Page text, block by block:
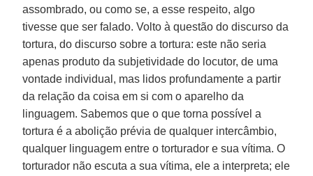
assombrado, ou como se, a esse respeito, algo
tivesse que ser falado. Volto à questão do discurso da
tortura, do discurso sobre a tortura: este não seria
apenas produto da subjetividade do locutor, de uma
vontade individual, mas lidos profundamente a partir
da relação da coisa em si com o aparelho da
linguagem. Sabemos que o que torna possível a
tortura é a abolição prévia de qualquer intercâmbio,
qualquer linguagem entre o torturador e sua vítima. O
torturador não escuta a sua vítima, ele a interpreta; ele